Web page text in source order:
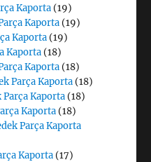
Kaporta (19)
Kaporta (19)
Kaporta (19)
Kaporta (18)
Kaporta (18)
Parça Kaporta (18)
Parça Kaporta (18)
Kaporta (18)
Parça Kaporta
Kaporta (17)